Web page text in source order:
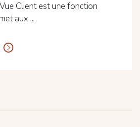
Client est une fonction
aux ...